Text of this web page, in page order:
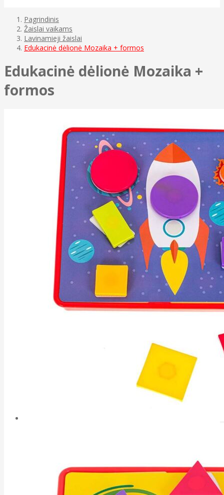
Pagrindinis
Žaislai vaikams
Lavinamieji žaislai
Edukacinė dėlionė Mozaika + formos
Edukacinė dėlionė Mozaika +
formos